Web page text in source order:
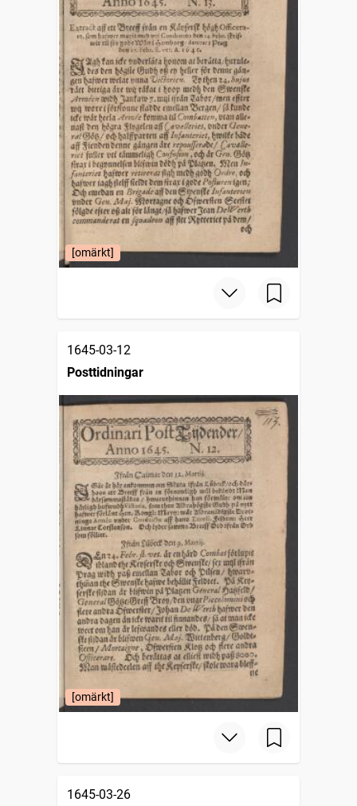
[omärkt]
1645-03-12
Posttidningar
[omärkt]
1645-03-26